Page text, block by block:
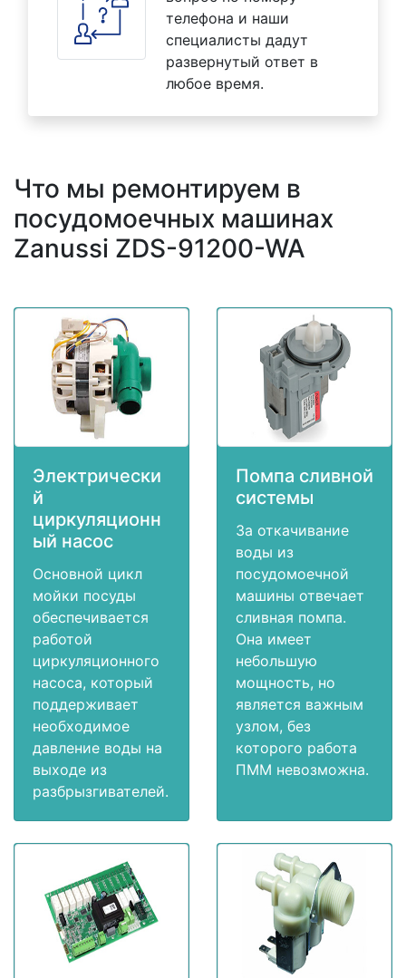
телефона и наши
специалисты дадут
развернутый ответ в
любое время.
Что мы ремонтируем в
посудомоечных машинах
Zanussi ZDS-91200-WA
Электрически
й
циркуляционн
ый насос
Основной цикл
мойки посуды
обеспечивается
работой
циркуляционного
насоса, который
поддерживает
необходимое
давление воды на
выходе из
разбрызгивателей.
Помпа сливной
системы
За откачивание
воды из
посудомоечной
машины отвечает
сливная помпа.
Она имеет
небольшую
мощность, но
является важным
узлом, без
которого работа
ПММ невозможна.